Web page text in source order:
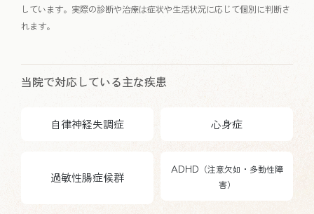
しています。実際の診断や治療は症状や生活状況に応じて個別に判断さ
れます。
当院で対応している主な疾患
自律神経失調症 心身症
過敏性腸症候群
ADHD （注意欠如・多動性障
害）